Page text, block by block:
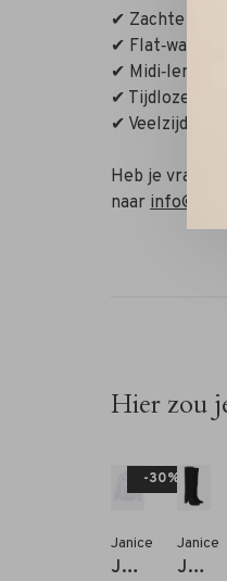
✔ Zachte stof
✔
✔ Midi‑lengte
✔ Tijdloze,
✔ Veelzijdig
Heb je vragen
naar
Hier zou
-30%
Janice
Janice
Janice
Janice